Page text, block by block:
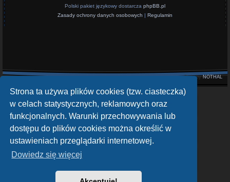
Strona ta używa plików cookies (tzw. ciasteczka)
w celach statystycznych, reklamowych oraz
funkcjonalnych. Warunki przechowywania lub
dostępu do plików cookies można określić w
ustawieniach przeglądarki internetowej.
Dowiedz się więcej
Polski pakiet językowy dostarcza phpBB.pl
Zasady ochrony danych osobowych | Regulamin
Style byNOTHAL
openATV Forum
OpenPLi - Open Source Set-Top Box Software
https://openpli.org
sat-4-all.com